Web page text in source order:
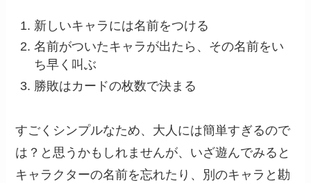
新しいキャラには名前をつける
名前がついたキャラが出たら、その名前をい
ち早く叫ぶ
勝敗はカードの枚数で決まる
すごくシンプルなため、大人には簡単すぎるので
は？と思うかもしれませんが、いざ遊んでみると
キャラクターの名前を忘れたり、別のキャラと勘